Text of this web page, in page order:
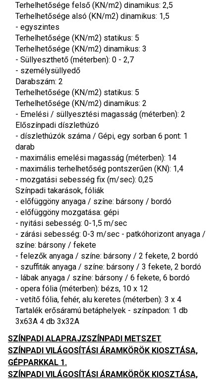
Terhelhetősége felső (KN/m2) dinamikus: 2,5
Terhelhetősége alsó (KN/m2) dinamikus: 1,5
- egyszintes
Terhelhetősége (KN/m2) statikus: 5
Terhelhetősége (KN/m2) dinamikus: 3
- Süllyeszthető (méterben): 0 - 2,7
- személysüllyedő
Darabszám: 2
Terhelhetősége (KN/m2) statikus: 5
Terhelhetősége (KN/m2) dinamikus: 2
- Emelési / süllyesztési magasság (méterben): 2
Előszínpadi díszlethúzó
- díszlethúzók száma / Gépi, egy sorban 6 pont: 1
darab
- maximális emelési magasság (méterben): 14
- maximális terhelhetőség pontszerűen (KN): 1,4
- mozgatási sebesség fix (m/sec): 0,25
Színpadi takarások, fóliák
- előfüggöny anyaga / színe: bársony / bordó
- előfüggöny mozgatása: gépi
- nyitási sebesség: 0-1,5 m/sec
- zárási sebesség: 0-3 m/sec - patkóhorizont anyaga /
színe: bársony / fekete
- felezők anyaga / színe: bársony / 2 fekete, 2 bordó
- szuffiták anyaga / színe: bársony / 3 fekete, 2 bordó
- lábak anyaga / színe: bársony / 6 fekete, 6 bordó
- opera fólia (méterben): bézs, 10 x 12
- vetítő fólia, fehér, alu keretes (méterben): 3 x 4
Tartalék erősáramú betáphelyek - színpadon: 1 db
3x63A 4 db 3x32A
SZÍNPADI ALAPRAJZSZÍNPADI METSZET
SZÍNPADI VILÁGOSÍTÁSI ÁRAMKÖRÖK KIOSZTÁSA,
GÉPPARKKAL 1.
SZÍNPADI VILÁGOSÍTÁSI ÁRAMKÖRÖK KIOSZTÁSA,